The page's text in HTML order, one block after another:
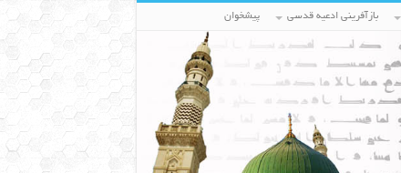
بازآفرینی ادعیه قدسی پیشخوان